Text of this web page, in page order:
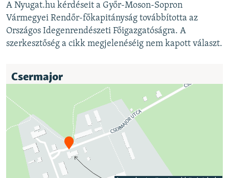
A Nyugat.hu kérdéseit a Győr-Moson-Sopron
Vármegyei Rendőr-főkapitányság továbbította az
Országos Idegenrendészeti Főigazgatóságra. A
szerkesztőség a cikk megjelenéséig nem kapott választ.